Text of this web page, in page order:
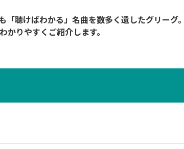
「聴けばわかる」名曲を数多く遺したグリーグ
りやすくご紹介します。